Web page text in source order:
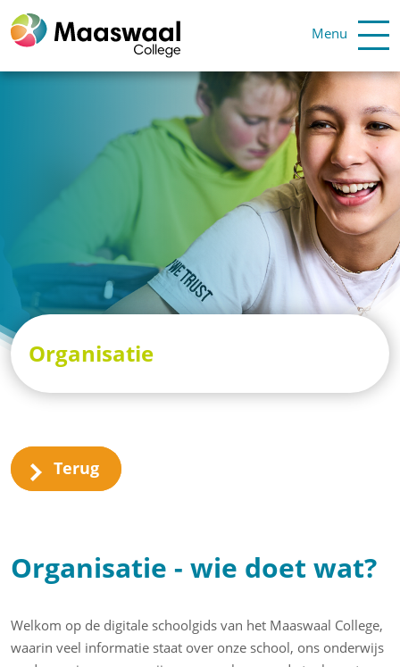
Menu
Organisatie
Terug
Organisatie - wie doet wat?
Welkom op de digitale schoolgids van het Maaswaal College,
waarin veel informatie staat over onze school, ons onderwijs